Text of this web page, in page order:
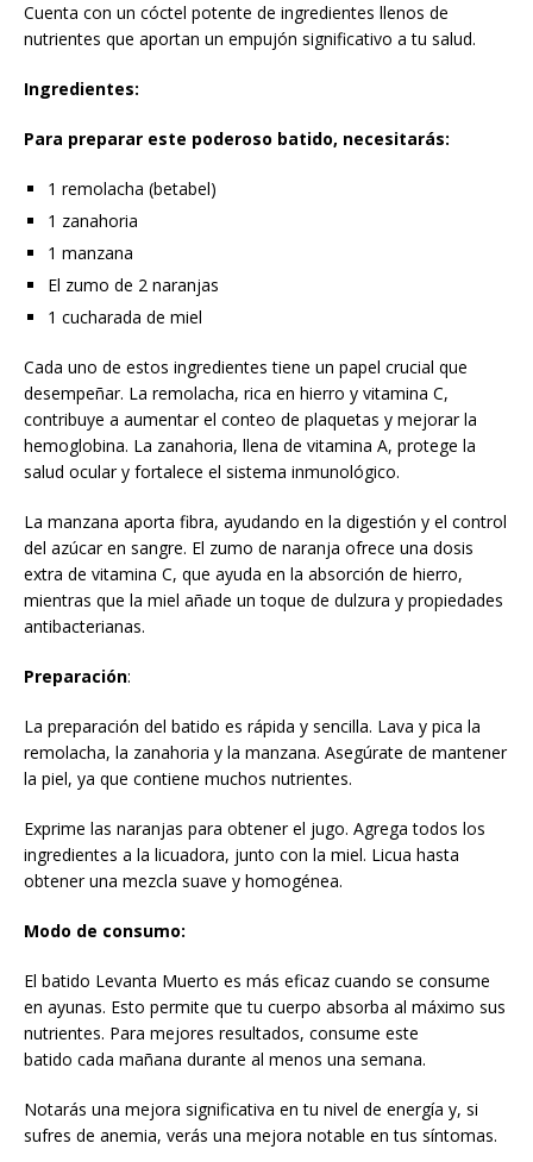
Cuenta con un cóctel potente de ingredientes llenos de
nutrientes que aportan un empujón significativo a tu salud.
Ingredientes:
Para preparar este poderoso batido, necesitarás:
1 remolacha (betabel)
1 zanahoria
1 manzana
El zumo de 2 naranjas
1 cucharada de miel
Cada uno de estos ingredientes tiene un papel crucial que
desempeñar. La remolacha, rica en hierro y vitamina C,
contribuye a aumentar el conteo de plaquetas y mejorar la
hemoglobina. La zanahoria, llena de vitamina A, protege la
salud ocular y fortalece el sistema inmunológico.
La manzana aporta fibra, ayudando en la digestión y el control
del azúcar en sangre. El zumo de naranja ofrece una dosis
extra de vitamina C, que ayuda en la absorción de hierro,
mientras que la miel añade un toque de dulzura y propiedades
antibacterianas.
Preparación:
La preparación del batido es rápida y sencilla. Lava y pica la
remolacha, la zanahoria y la manzana. Asegúrate de mantener
la piel, ya que contiene muchos nutrientes.
Exprime las naranjas para obtener el jugo. Agrega todos los
ingredientes a la licuadora, junto con la miel. Licua hasta
obtener una mezcla suave y homogénea.
Modo de consumo:
El batido Levanta Muerto es más eficaz cuando se consume
en ayunas. Esto permite que tu cuerpo absorba al máximo sus
nutrientes. Para mejores resultados, consume este
batido cada mañana durante al menos una semana.
Notarás una mejora significativa en tu nivel de energía y, si
sufres de anemia, verás una mejora notable en tus síntomas.